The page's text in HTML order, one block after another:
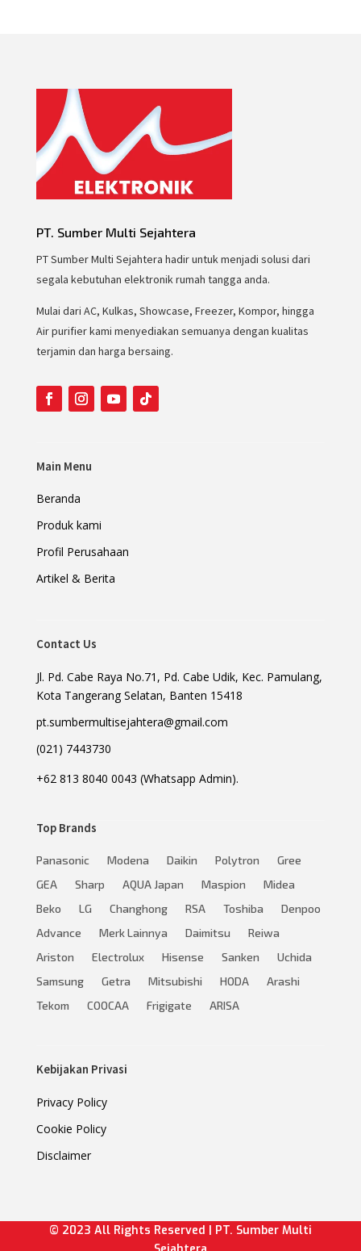
PT. Sumber Multi Sejahtera
PT Sumber Multi Sejahtera hadir untuk menjadi solusi dari
segala kebutuhan elektronik rumah tangga anda.
Mulai dari AC, Kulkas, Showcase, Freezer, Kompor, hingga
Air purifier kami menyediakan semuanya dengan kualitas
terjamin dan harga bersaing.
Main Menu
Beranda
Produk kami
Profil Perusahaan
Artikel & Berita
Contact Us
Jl. Pd. Cabe Raya No.71, Pd. Cabe Udik, Kec. Pamulang,
Kota Tangerang Selatan, Banten 15418
pt.sumbermultisejahtera@gmail.com
(021) 7443730
+62 813 8040 0043 (Whatsapp Admin).
Top Brands
Panasonic Modena Daikin Polytron
Gree
GEA
Sharp AQUA Japan Maspion
Midea
Beko
LG Changhong RSA Toshiba
Denpoo
Advance
Merk Lainnya Daimitsu
Reiwa
Ariston
Electrolux Hisense Sanken
Uchida
Samsung
Getra Mitsubishi HODA
Arashi
Tekom
COOCAA Frigigate ARISA
Kebijakan Privasi
Privacy Policy
Cookie Policy
Disclaimer
© 2023 All Rights Reserved | PT. Sumber Multi